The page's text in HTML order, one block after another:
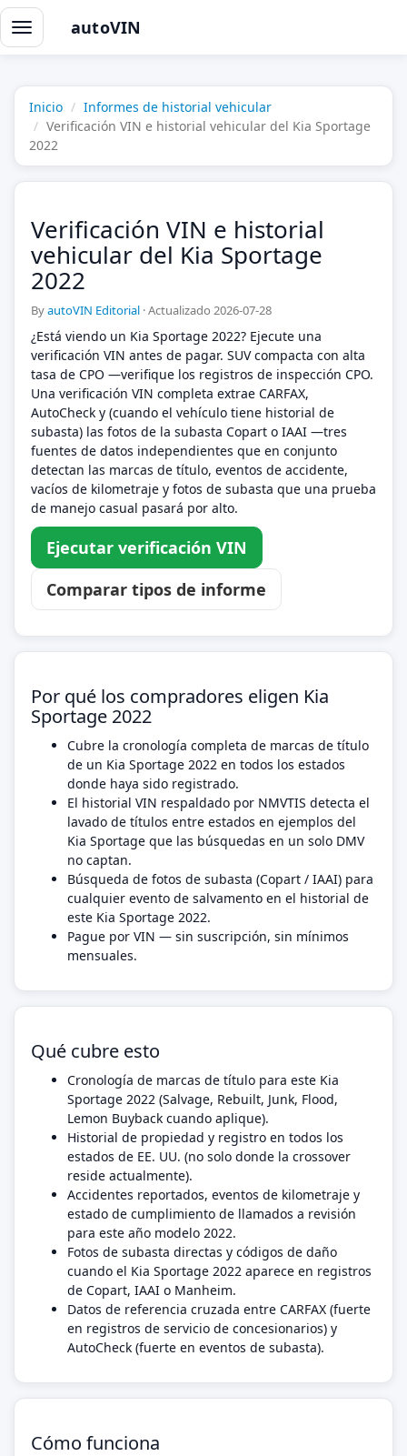
Alternar
navegación
autoVIN
Inicio
Informes de historial vehicular
Verificación VIN e historial vehicular del Kia Sportage
2022
Verificación VIN e historial
vehicular del Kia Sportage
2022
ByautoVIN Editorial ·Actualizado 2026-07-28
¿Está viendo un Kia Sportage 2022? Ejecute una
verificación VIN antes de pagar. SUV compacta con alta
tasa de CPO —verifique los registros de inspección CPO.
Una verificación VIN completa extrae CARFAX,
AutoCheck y (cuando el vehículo tiene historial de
subasta) las fotos de la subasta Copart o IAAI —tres
fuentes de datos independientes que en conjunto
detectan las marcas de título, eventos de accidente,
vacíos de kilometraje y fotos de subasta que una prueba
de manejo casual pasará por alto.
Ejecutar verificación VIN
Comparar tipos de informe
Por qué los compradores eligen Kia
Sportage 2022
Cubre la cronología completa de marcas de título
de un Kia Sportage 2022 en todos los estados
donde haya sido registrado.
El historial VIN respaldado por NMVTIS detecta el
lavado de títulos entre estados en ejemplos del
Kia Sportage que las búsquedas en un solo DMV
no captan.
Búsqueda de fotos de subasta (Copart / IAAI) para
cualquier evento de salvamento en el historial de
este Kia Sportage 2022.
Pague por VIN — sin suscripción, sin mínimos
mensuales.
Qué cubre esto
Cronología de marcas de título para este Kia
Sportage 2022 (Salvage, Rebuilt, Junk, Flood,
Lemon Buyback cuando aplique).
Historial de propiedad y registro en todos los
estados de EE. UU. (no solo donde la crossover
reside actualmente).
Accidentes reportados, eventos de kilometraje y
estado de cumplimiento de llamados a revisión
para este año modelo 2022.
Fotos de subasta directas y códigos de daño
cuando el Kia Sportage 2022 aparece en registros
de Copart, IAAI o Manheim.
Datos de referencia cruzada entre CARFAX (fuerte
en registros de servicio de concesionarios) y
AutoCheck (fuerte en eventos de subasta).
Cómo funciona